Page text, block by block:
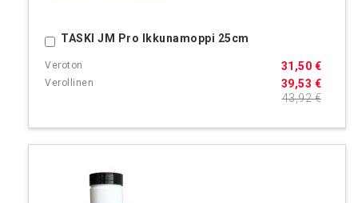
TASKI JM Pro Ikkunamoppi 25cm
39,53 €
31,50 €
43,92 €
Ostoskoriin